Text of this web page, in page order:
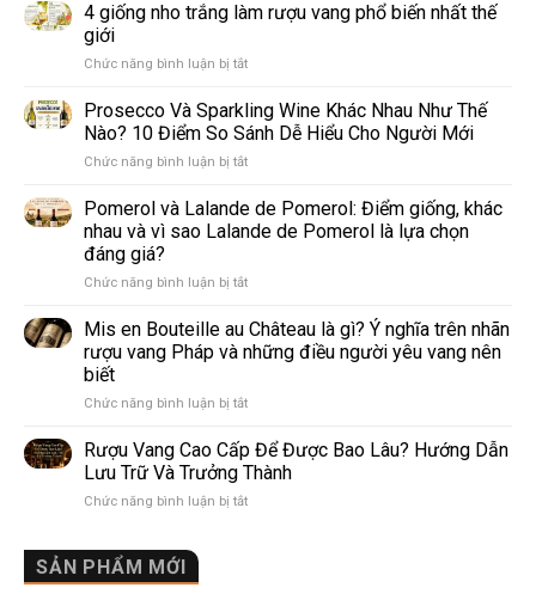
4 giống nho trắng làm rượu vang phổ biến nhất thế
giới
Chức năng bình luận bị tắtở
giống
nho
trắng
làm
vang
phổ
thế
Prosecco Và Sparkling Wine Khác Nhau Như Thế
Nào? 10 Điểm So Sánh Dễ Hiểu Cho Người Mới
Chức năng bình luận bị tắtở
Và
Sparkling
Wine
Nhau
Thế
Nào?
So
Dễ
Hiểu
Người
Pomerol và Lalande de Pomerol: Điểm giống, khác
nhau và vì sao Lalande de Pomerol là lựa chọn
đáng giá?
Chức năng bình luận bị tắtở
và
Lalande
de
Điểm
khác
nhau
vì
Mis en Bouteille au Château là gì? Ý nghĩa trên nhãn
rượu vang Pháp và những điều người yêu vang nên
biết
Chức năng bình luận bị tắtở
en
Bouteille
au
Château
Rượu Vang Cao Cấp Để Được Bao Lâu? Hướng Dẫn
Lưu Trữ Và Trưởng Thành
Chức năng bình luận bị tắtở
SẢN PHẨM MỚI